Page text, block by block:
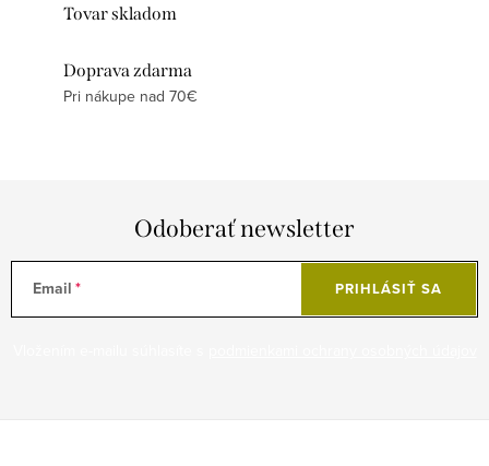
Tovar skladom
Doprava zdarma
Pri nákupe nad 70€
Odoberať newsletter
Email PRIHLÁSIŤ SA